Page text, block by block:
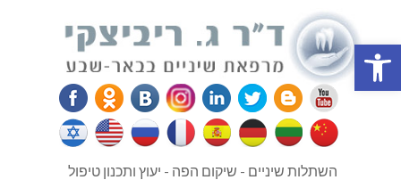
פתח סרגל נגישות
השתלות שיניים - שיקום הפה - יעוץ ותכנון טיפול